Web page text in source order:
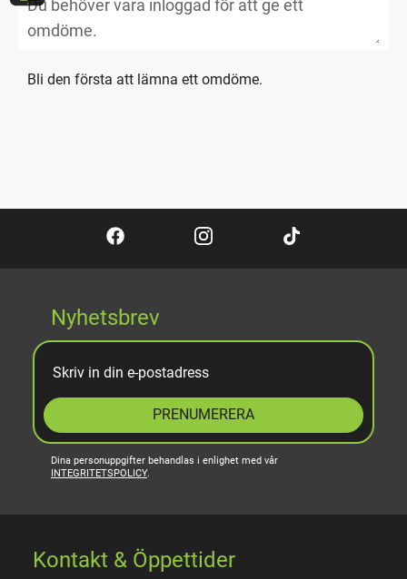
Bli den första att lämna ett omdöme.
Nyhetsbrev
PRENUMERERA
Dina personuppgifter behandlas i enlighet med vår
INTEGRITETSPOLICY.
Kontakt & Öppettider